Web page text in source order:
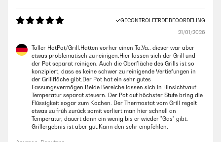
GECONTROLEERDE BEOORDELING
21/01/2026
Toller HotPot/Grill.Hatten vorher einen To.Ya.. dieser war aber
etwas problematisch zu reinigen.Hier lassen sich der Grill und
der Pot separat reinigen. Auch die Oberfläche des Grills ist so
konzipiert, dass es keine schwer zu reinigende Vertiefungen in
der Grillfläche gibt.Der Pot hat ein sehr gutes
Fassungsvermögen.Beide Bereiche lassen sich in Hinsichtvauf
Temperatur separat steuern. Der Pot auf höchster Stufe bring die
Flüssigkeit sogar zum Kochen. Der Thermostat vom Grill regelt
etwas zu früh zurück somit verliert man hier schnell an
Temperatur, dauert dann ein wenig bis er wieder "Gas" gibt.
Grillergebnis ist aber gut.Kann den sehr empfehlen.